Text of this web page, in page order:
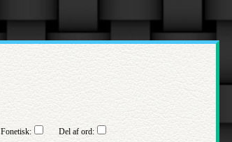
Fonetisk: Del af ord: